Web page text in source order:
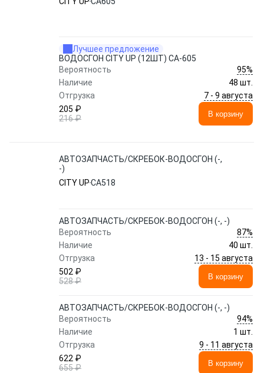
Лучшее предложение
ВОДОСГОН CITY UP (12ШТ) CA-605
Вероятность
95%
Наличие
48 шт.
Отгрузка
7 - 9 августа
205 ₽
216 ₽
В корзину
АВТОЗАПЧАСТЬ/СКРЕБОК-ВОДОСГОН (-,
-)
CITY UPCA518
АВТОЗАПЧАСТЬ/СКРЕБОК-ВОДОСГОН (-, -)
Вероятность
87%
Наличие
40 шт.
Отгрузка
13 - 15 августа
502 ₽
528 ₽
В корзину
АВТОЗАПЧАСТЬ/СКРЕБОК-ВОДОСГОН (-, -)
Вероятность
94%
Наличие
1 шт.
Отгрузка
9 - 11 августа
622 ₽
655 ₽
В корзину